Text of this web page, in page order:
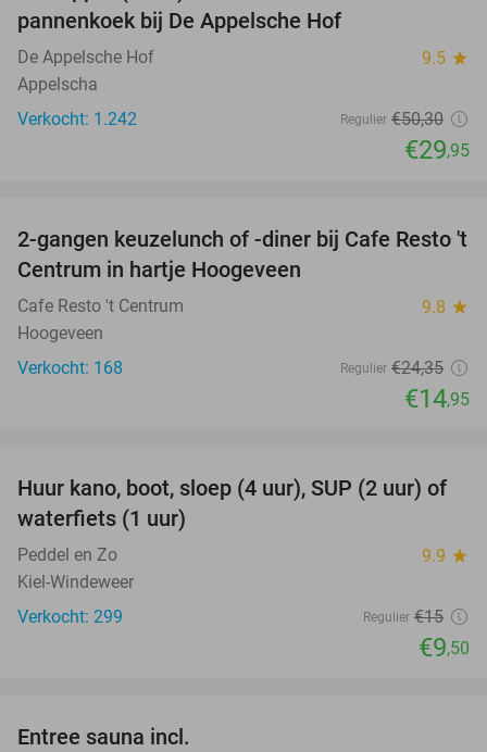
pannenkoek bij De Appelsche Hof
De Appelsche Hof 9.5 star
Appelscha
Verkocht: 1.242
Regulier €50,30
€29,95
39%
2-gangen keuzelunch of -diner bij Cafe Resto 't
Centrum in hartje Hoogeveen
Cafe Resto 't Centrum 9.8 star
Hoogeveen
Verkocht: 168
Regulier €24,35
€14,95
37%
Huur kano, boot, sloep (4 uur), SUP (2 uur) of
waterfiets (1 uur)
Peddel en Zo 9.9 star
Kiel-Windeweer
Verkocht: 299
Regulier €15
€9,50
Entree sauna incl.